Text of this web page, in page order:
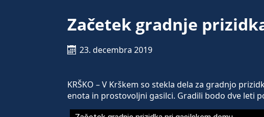
Začetek gradnje
23. decembra 2019
KRŠKO – V Krškem so stekla dela za gradnjo
enota in prostovoljni gasilci. Gradili bodo dve leti